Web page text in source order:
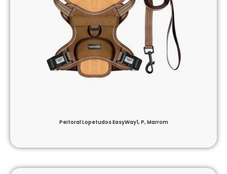
Peitoral Lopetudos EasyWay1, P, Marrom